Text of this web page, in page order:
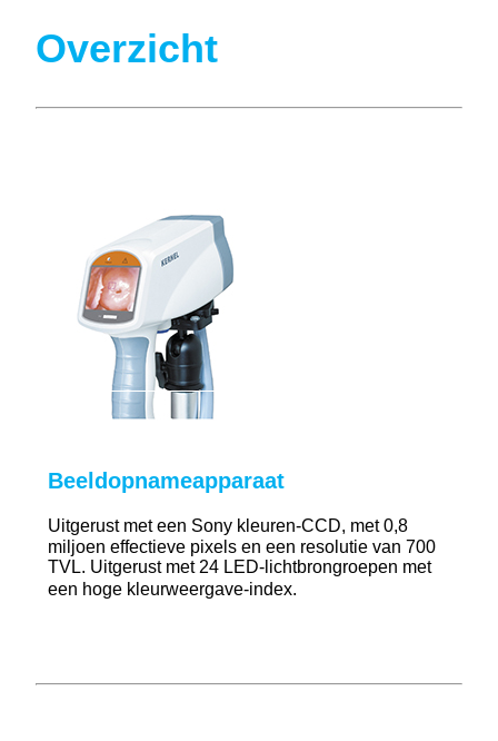
Overzicht
Beeldopnameapparaat
Uitgerust met een Sony kleuren-CCD, met 0,8
miljoen effectieve pixels en een resolutie van 700
TVL. Uitgerust met 24 LED-lichtbrongroepen met
een hoge kleurweergave-index.